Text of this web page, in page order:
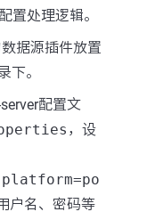
置处理逻辑。
据源插件放置
下。
配置文
，设
户名、密码等